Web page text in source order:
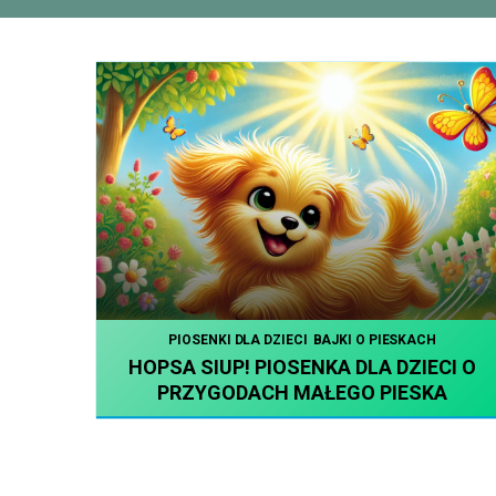
PIOSENKI DLA DZIECI BAJKI O PIESKACH
HOPSA SIUP! PIOSENKA DLA DZIECI O
PRZYGODACH MAŁEGO PIESKA